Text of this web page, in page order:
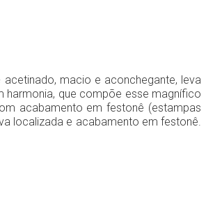
macio e aconchegante, leva
harmonia, que compõe esse magnífico
acabamento em festonê (estampas
localizada e acabamento em festonê.